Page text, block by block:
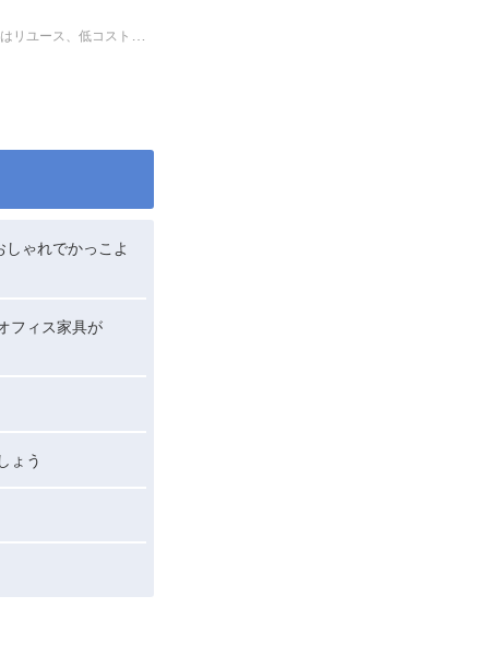
、低コストでお得に。
ゃれでかっこよ
フィス家具が
ょう